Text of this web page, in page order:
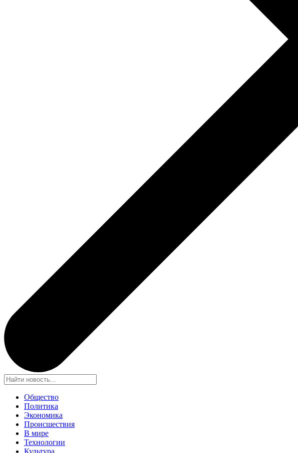
Общество
Политика
Экономика
Происшествия
В мире
Технологии